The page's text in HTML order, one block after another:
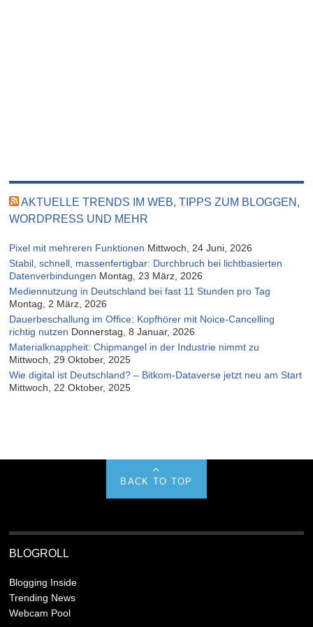
AKTUELLE TRENDS IM WEB, TIPPS ZUM BLOGGEN,
WORDPRESS UND MEHR
Pixel mit mehreren Funktionen Mittwoch, 24 Juni, 2026
Stabil, schnell, massenfertigbar: Durchbruch bei lichtbasierten
Datenverbindungen Montag, 23 März, 2026
Mediennutzung in Deutschland bei fast 11 Stunden pro Tag
Montag, 2 März, 2026
Dauerbeschallung im Office: Kopfhörer mit Noice-Cancelling
richtig nutzen Donnerstag, 8 Januar, 2026
Materialknappheit: Chipmangel in der Industrie nimmt zu
Mittwoch, 29 Oktober, 2025
Wie digital ist Deutschland? – Bitkom-Dataverse jetzt neu am Start
Mittwoch, 22 Oktober, 2025
BACK TO TOP
BLOGROLL
Blogging Inside
Trending News
Webcam Pool